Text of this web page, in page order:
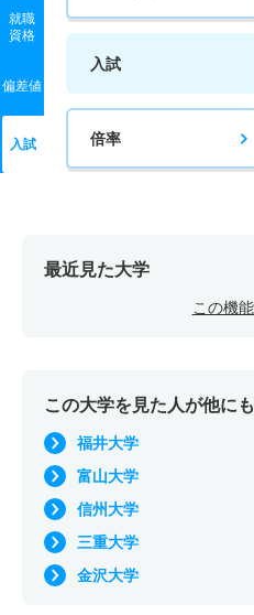
就職
資格
偏差値
入試
入試
倍率
最近見た大学
この機
この大学を見た人が他に
福井大学
富山大学
信州大学
三重大学
金沢大学